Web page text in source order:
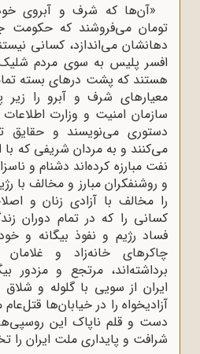
«آن‌ها که شرف و آبروی
تومان می‌فروشند که حکومت
دهانشان می‌اندازد، کسانی
افسر پلیس به سوی مردم
هستند که پشت درهای بسته
معیارهای شرف و آبرو را زیر
سازمان امنیت و وزارت
دستوری می‌نویسند و حقایق
می‌کنند و به مردان شریفی که با
نفت مبارزه کرده‌اند دشنام و
و روشنفکران مبارز و مخالف با
را مخالف با آزادی زنان و
کسانی را که در تمام دوران
فساد رژیم و نفوذ بیگانه و
چاکرهای خانه‌زاد و
برداشته‌اند، مرتجع و مزدور
ایران از سویی با گلوله و
آزادیخواه را در خیابان‌ها
دست و قلم ناپاک این
شرافت و پایداری ملت ایران را